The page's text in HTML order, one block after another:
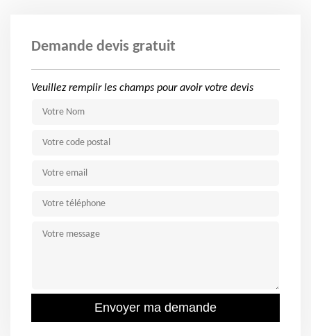
Demande devis gratuit
Veuillez remplir les champs pour avoir votre devis